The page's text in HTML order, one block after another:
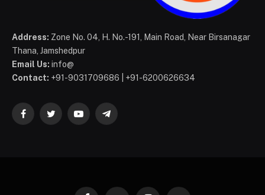
Address: Zone No. 04, H. No.-191, Main Road, Near Birsanagar
Thana, Jamshedpur
Email Us: info@
Contact: +91-9031709686 | +91-6200626634
FacebookTwitterYouTubeTelegram